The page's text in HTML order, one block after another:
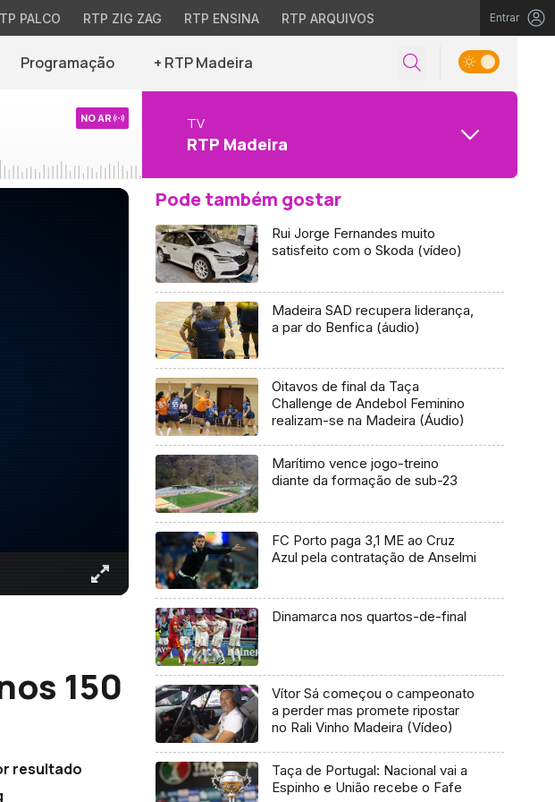
PALCO RTP ZIG ZAG RTP ENSINA RTP ARQUIVOS Entrar
Programação + RTP Madeira
NO AR TV
RTP Madeira
150
resultado
Pode também gostar
Rui Jorge Fernandes muito
satisfeito com o Skoda (vídeo)
Madeira SAD recupera liderança,
a par do Benfica (áudio)
Oitavos de final da Taça
Challenge de Andebol Feminino
realizam-se na Madeira (Áudio)
Marítimo vence jogo-treino
diante da formação de sub-23
FC Porto paga 3,1 ME ao Cruz
Azul pela contratação de Anselmi
Dinamarca nos quartos-de-final
Vítor Sá começou o campeonato
a perder mas promete ripostar
no Rali Vinho Madeira (Vídeo)
Taça de Portugal: Nacional vai a
Espinho e União recebe o Fafe